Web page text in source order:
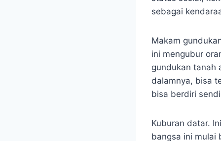
sebagai
Makam
ini mengubur
gundukan tanah
dalamnya, bisa
bisa berdiri
Kuburan datar.
bangsa ini mulai